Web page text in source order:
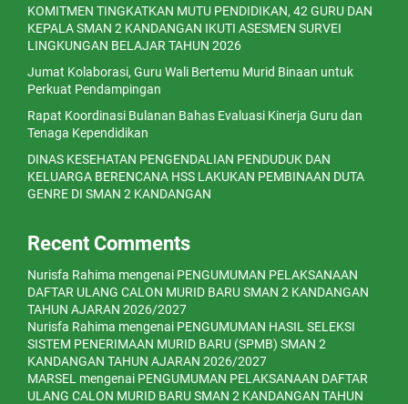
KOMITMEN TINGKATKAN MUTU PENDIDIKAN, 42 GURU DAN
KEPALA SMAN 2 KANDANGAN IKUTI ASESMEN SURVEI
LINGKUNGAN BELAJAR TAHUN 2026
Jumat Kolaborasi, Guru Wali Bertemu Murid Binaan untuk
Perkuat Pendampingan
Rapat Koordinasi Bulanan Bahas Evaluasi Kinerja Guru dan
Tenaga Kependidikan
DINAS KESEHATAN PENGENDALIAN PENDUDUK DAN
KELUARGA BERENCANA HSS LAKUKAN PEMBINAAN DUTA
GENRE DI SMAN 2 KANDANGAN
Recent Comments
Nurisfa Rahima mengenai PENGUMUMAN PELAKSANAAN
DAFTAR ULANG CALON MURID BARU SMAN 2 KANDANGAN
TAHUN AJARAN 2026/2027
Nurisfa Rahima mengenai PENGUMUMAN HASIL SELEKSI
SISTEM PENERIMAAN MURID BARU (SPMB) SMAN 2
KANDANGAN TAHUN AJARAN 2026/2027
MARSEL mengenai PENGUMUMAN PELAKSANAAN DAFTAR
ULANG CALON MURID BARU SMAN 2 KANDANGAN TAHUN